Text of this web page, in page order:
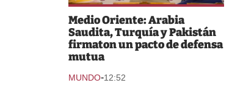
Medio Oriente: Arabia
Saudita, Turquía y Pakistán
firmaton un pacto de defensa
mutua
MUNDO-12:52